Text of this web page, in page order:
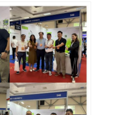
আনুষাঙ্গিক
ছাঁচনির্মাণ